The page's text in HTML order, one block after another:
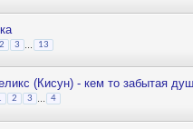
2 3 13
(Кисун) - кем то забытая
2 3 4